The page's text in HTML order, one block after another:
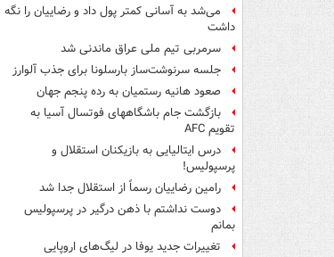
می‌شد به آسانی کمتر پول داد و رضاییان را نگه
داشت
سرمربی تیم ملی عراق ماندنی شد
جلسه سرنوشت‌ساز بارسلونا برای جذب آلوارز
صعود هانیه رستمیان به رده پنجم جهان
بازگشت جام باشگاههای فوتسال آسیا به
تقویم AFC
درس ایتالیایی‌ به بازیکنان استقلال و
پرسپولیس!
رامین رضاییان رسماً از استقلال جدا شد
دوست نداشتم با ذهن درگیر در پرسپولیس
بمانم
تغییرات جدید یوفا در لیگ‌های اروپایی